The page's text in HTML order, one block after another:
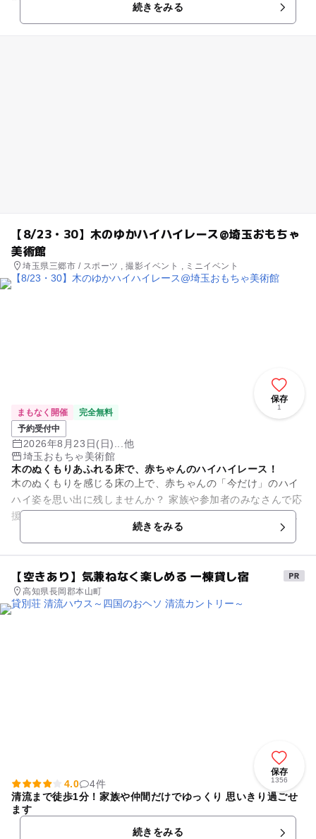
続きをみる
【8/23・30】木のゆかハイハイレース@埼玉おもちゃ
美術館
埼玉県三郷市 / スポーツ , 撮影イベント , ミニイベント
保存
1
まもなく開催
完全無料
予約受付中
2026年8月23日(日)...他
埼玉おもちゃ美術館
木のぬくもりあふれる床で、赤ちゃんのハイハイレース！
木のぬくもりを感じる床の上で、赤ちゃんの「今だけ」のハイ
ハイ姿を思い出に残しませんか？ 家族や参加者のみなさんで応
援しながら楽しめる、赤ちゃんが主役のハイハイレースです。
続きをみる
【空きあり】気兼ねなく楽しめる 一棟貸し宿
高知県長岡郡本山町
保存
1356
4.0
4件
清流まで徒歩1分！家族や仲間だけでゆっくり 思いきり過ごせ
ます
続きをみる